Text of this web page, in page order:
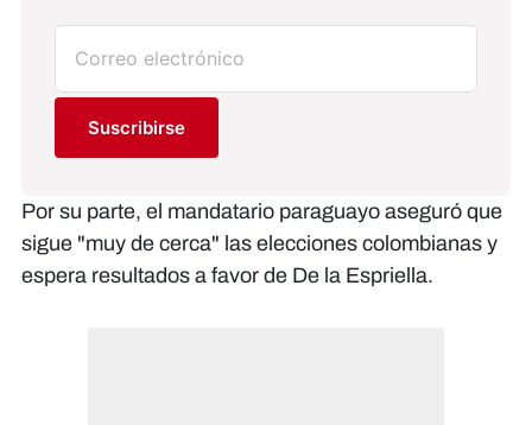
Suscribirse
Por su parte, el mandatario paraguayo aseguró que
sigue "muy de cerca" las elecciones colombianas y
espera resultados a favor de De la Espriella.